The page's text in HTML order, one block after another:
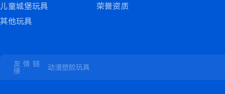
儿童城堡玩具
其他玩具
荣誉资质
友情链
接:
动漫塑胶玩具